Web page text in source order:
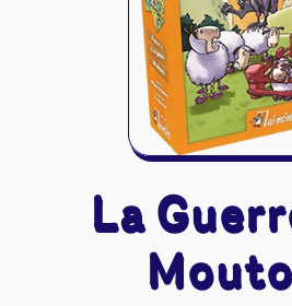
Naruto
Autres
Tapis de jeu
La